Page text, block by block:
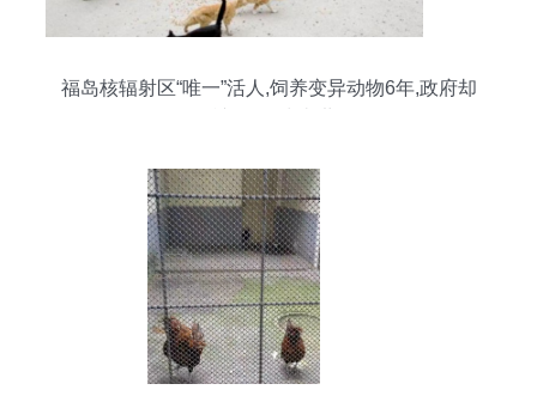
福岛核辐射区“唯一”活人,饲养变异动物6年,政府却